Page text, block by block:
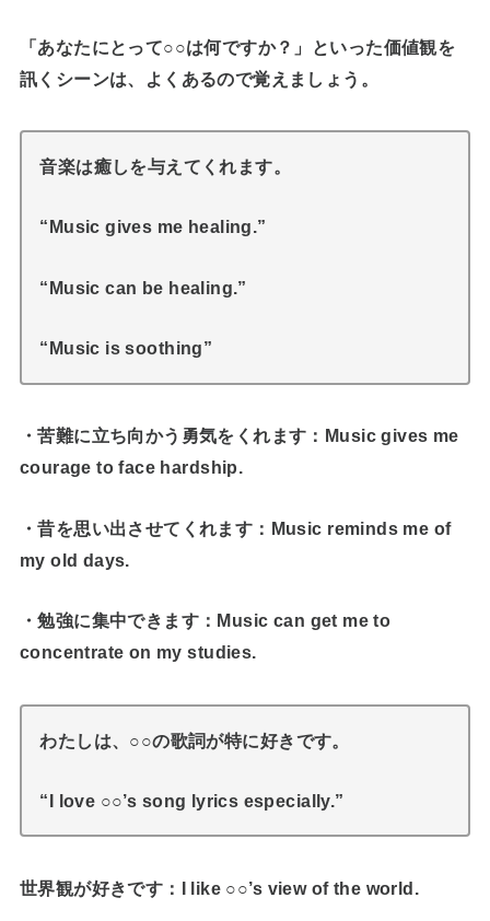
「あなたにとって○○は何ですか？」といった価値観を
訊くシーンは、よくあるので覚えましょう。
音楽は癒しを与えてくれます。
“Music gives me healing.”
“Music can be healing.”
“Music is soothing”
・苦難に立ち向かう勇気をくれます：Music gives me
courage to face hardship.
・昔を思い出させてくれます：Music reminds me of
my old days.
・勉強に集中できます：Music can get me to
concentrate on my studies.
わたしは、○○の歌詞が特に好きです。
“I love ○○’s song lyrics especially.”
世界観が好きです：I like ○○’s view of the world.